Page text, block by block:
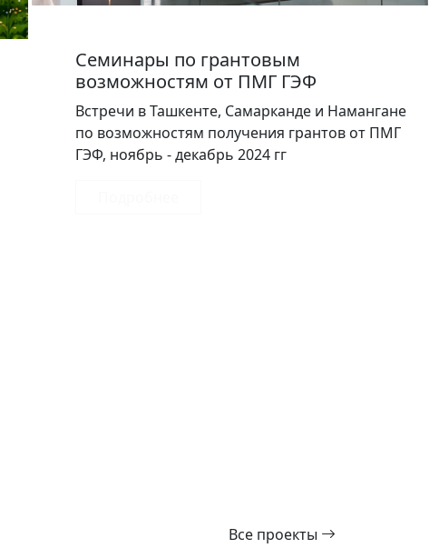
Семинары по грантовым
возможностям от ПМГ ГЭФ
Встречи в Ташкенте, Самарканде и Намангане
по возможностям получения грантов от ПМГ
ГЭФ, ноябрь - декабрь 2024 гг
Все проекты